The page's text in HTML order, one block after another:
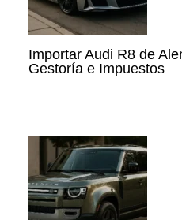
Importar Audi R8 de
Gestoría e Impuestos